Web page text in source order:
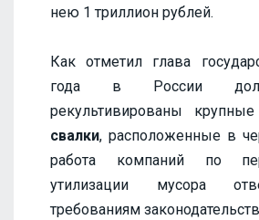
нею 1 триллион рублей.
Как отметил глава
года в России
рекультивированы крупные
свалки, расположенные в
работа компаний по
утилизации мусора
требованиям